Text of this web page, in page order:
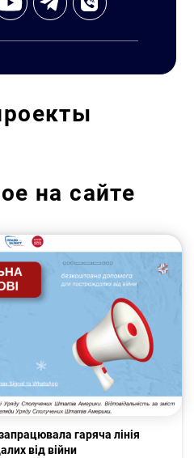
на сайте
гаряча лінія
від війни